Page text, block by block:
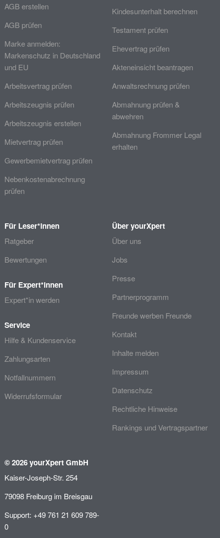
AGB erstellen
AGB prüfen
Marke anmelden:
Markenschutz in Deutschland
und EU
Arbeitsvertrag prüfen
Arbeitszeugnis prüfen
Arbeitszeugnis erstellen
Mietvertrag prüfen
Gewerbemietvertrag prüfen
Nebenkostenabrechnung
prüfen
Kindesunterhalt berechnen
Testament prüfen
Ehevertrag prüfen
Akteneinsicht beantragen
Anwaltsrechnung prüfen
Abmahnung prüfen &
abwehren
Abmahnung Frommer Legal
erhalten
Für Leser*innen
Ratgeber
Bewertungen
Für Expert*innen
Expert*in werden
Service
Hilfe & Kundenservice
Zahlungsarten
Notfallnummern
Widerrufsformular
Über yourXpert
Über uns
Jobs
Presse
Partnerprogramm
Freunde werben Freunde
Kontakt
Inhalte melden
Impressum
Datenschutz
Rechtliche Hinweise
Rankings und Vertragspartner
© 2026 yourXpert GmbH
Kaiser-Joseph-Str. 254
79098 Freiburg im Breisgau
Support: +49 761 21 609 789-
0